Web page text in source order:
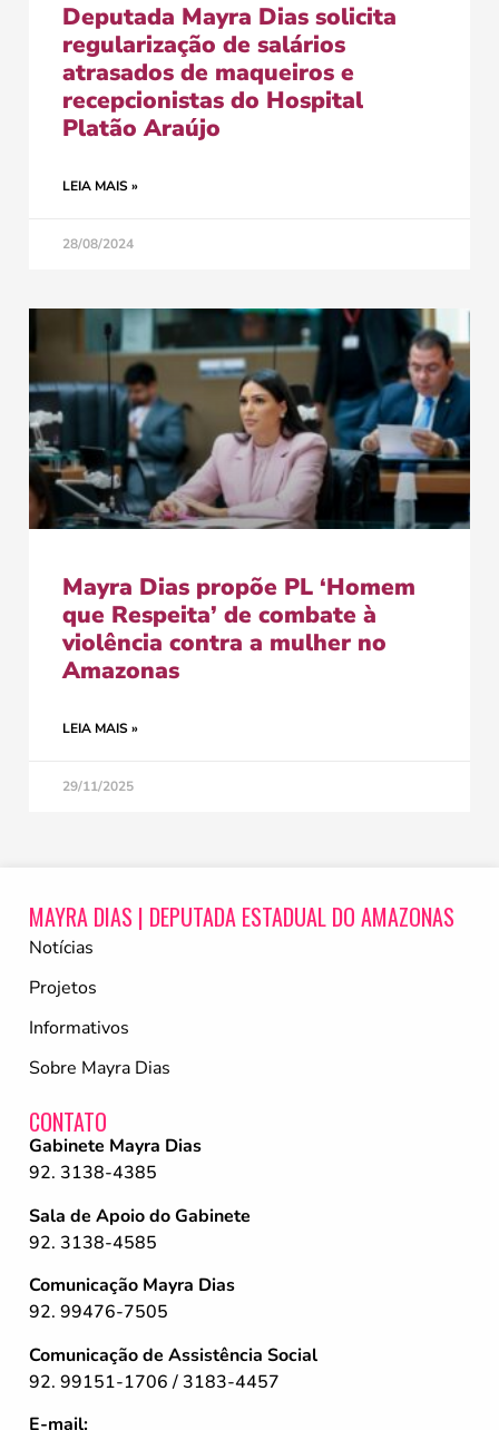
Deputada Mayra Dias solicita
regularização de salários
atrasados de maqueiros e
recepcionistas do Hospital
Platão Araújo
LEIA MAIS »
28/08/2024
Mayra Dias propõe PL ‘Homem
que Respeita’ de combate à
violência contra a mulher no
Amazonas
LEIA MAIS »
29/11/2025
MAYRA DIAS | DEPUTADA ESTADUAL DO AMAZONAS
Notícias
Projetos
Informativos
Sobre Mayra Dias
CONTATO
Gabinete Mayra Dias
92. 3138-4385
Sala de Apoio do Gabinete
92. 3138-4585
Comunicação Mayra Dias
92. 99476-7505
Comunicação de Assistência Social
92. 99151-1706 / 3183-4457
E-mail: